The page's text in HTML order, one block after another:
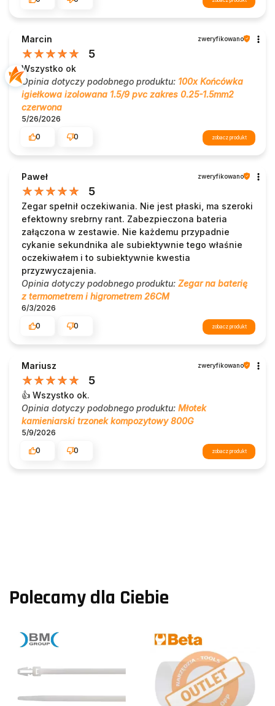
Marcin zweryfikowano
5
Wszystko ok
Opinia dotyczy podobnego produktu: 100x Końcówka
igiełkowa izolowana 1.5/9 pvc zakres 0.25-1.5mm2
czerwona
5/26/2026
0
0 zobacz produkt
Paweł zweryfikowano
5
Zegar spełnił oczekiwania. Nie jest płaski, ma szeroki
efektowny srebrny rant. Zabezpieczona bateria
załączona w zestawie. Nie każdemu przypadnie
cykanie sekundnika ale subiektywnie tego właśnie
oczekiwałem i to subiektywnie kwestia
przyzwyczajenia.
Opinia dotyczy podobnego produktu: Zegar na baterię
z termometrem i higrometrem 26CM
6/3/2026
0
0 zobacz produkt
Mariusz zweryfikowano
5
👍️ Wszystko ok.
Opinia dotyczy podobnego produktu: Młotek
kamieniarski trzonek kompozytowy 800G
5/9/2026
0
0 zobacz produkt
Polecamy dla Ciebie